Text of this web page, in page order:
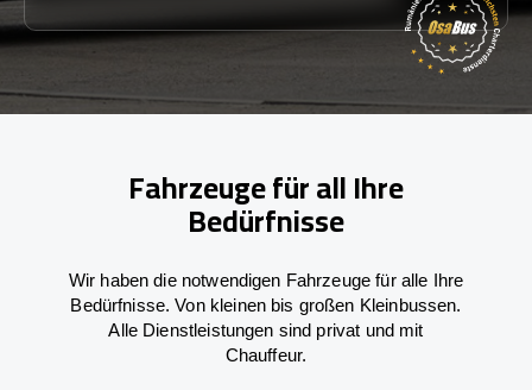
Fahrzeuge für all Ihre
Bedürfnisse
Wir haben die notwendigen Fahrzeuge für alle Ihre
Bedürfnisse. Von kleinen bis großen Kleinbussen.
Alle Dienstleistungen sind privat und mit
Chauffeur.